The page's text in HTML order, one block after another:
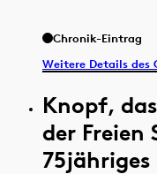
Chronik-Eintrag
Weitere Details des
Knopf,
der Freien
75jähriges